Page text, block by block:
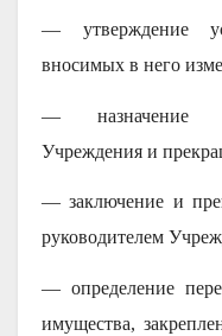
— утверждение
вносимых в него
— назначение
Учреждения и
— заключение и
руководителем
— определение
имущества,